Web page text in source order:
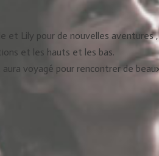
et Lily pour de nouvelles
et les hauts et les bas.
voyagé pour rencontrer de